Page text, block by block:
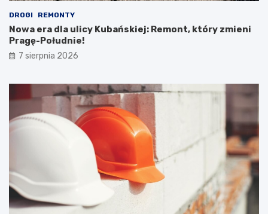
DROGI REMONTY
Nowa era dla ulicy Kubańskiej: Remont, który zmieni
Pragę-Południe!
7 sierpnia 2026